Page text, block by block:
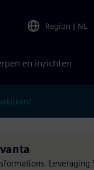
Region | NL
en inzichten
Leveraging